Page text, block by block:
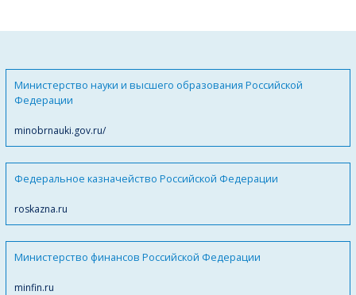
Министерство науки и высшего образования Российской
Федерации
minobrnauki.gov.ru/
Федеральное казначейство Российской Федерации
roskazna.ru
Министерство финансов Российской Федерации
minfin.ru